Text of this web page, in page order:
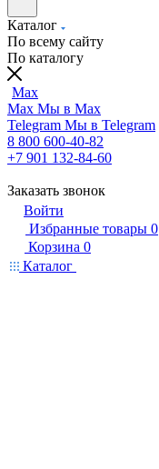
Каталог
По всему сайту
По каталогу
Max
Max Мы в Max
Telegram Мы в Telegram
8 800 600-40-82
+7 901 132-84-60
Заказать звонок
Войти
Избранные товары 0
Корзина 0
Каталог